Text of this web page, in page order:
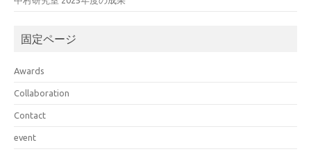
固定ページ
Awards
Collaboration
Contact
event